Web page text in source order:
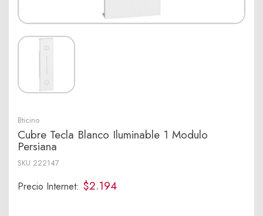
Bticino
Cubre Tecla Blanco Iluminable 1 Modulo
Persiana
SKU 222147
Precio Internet: $2.194